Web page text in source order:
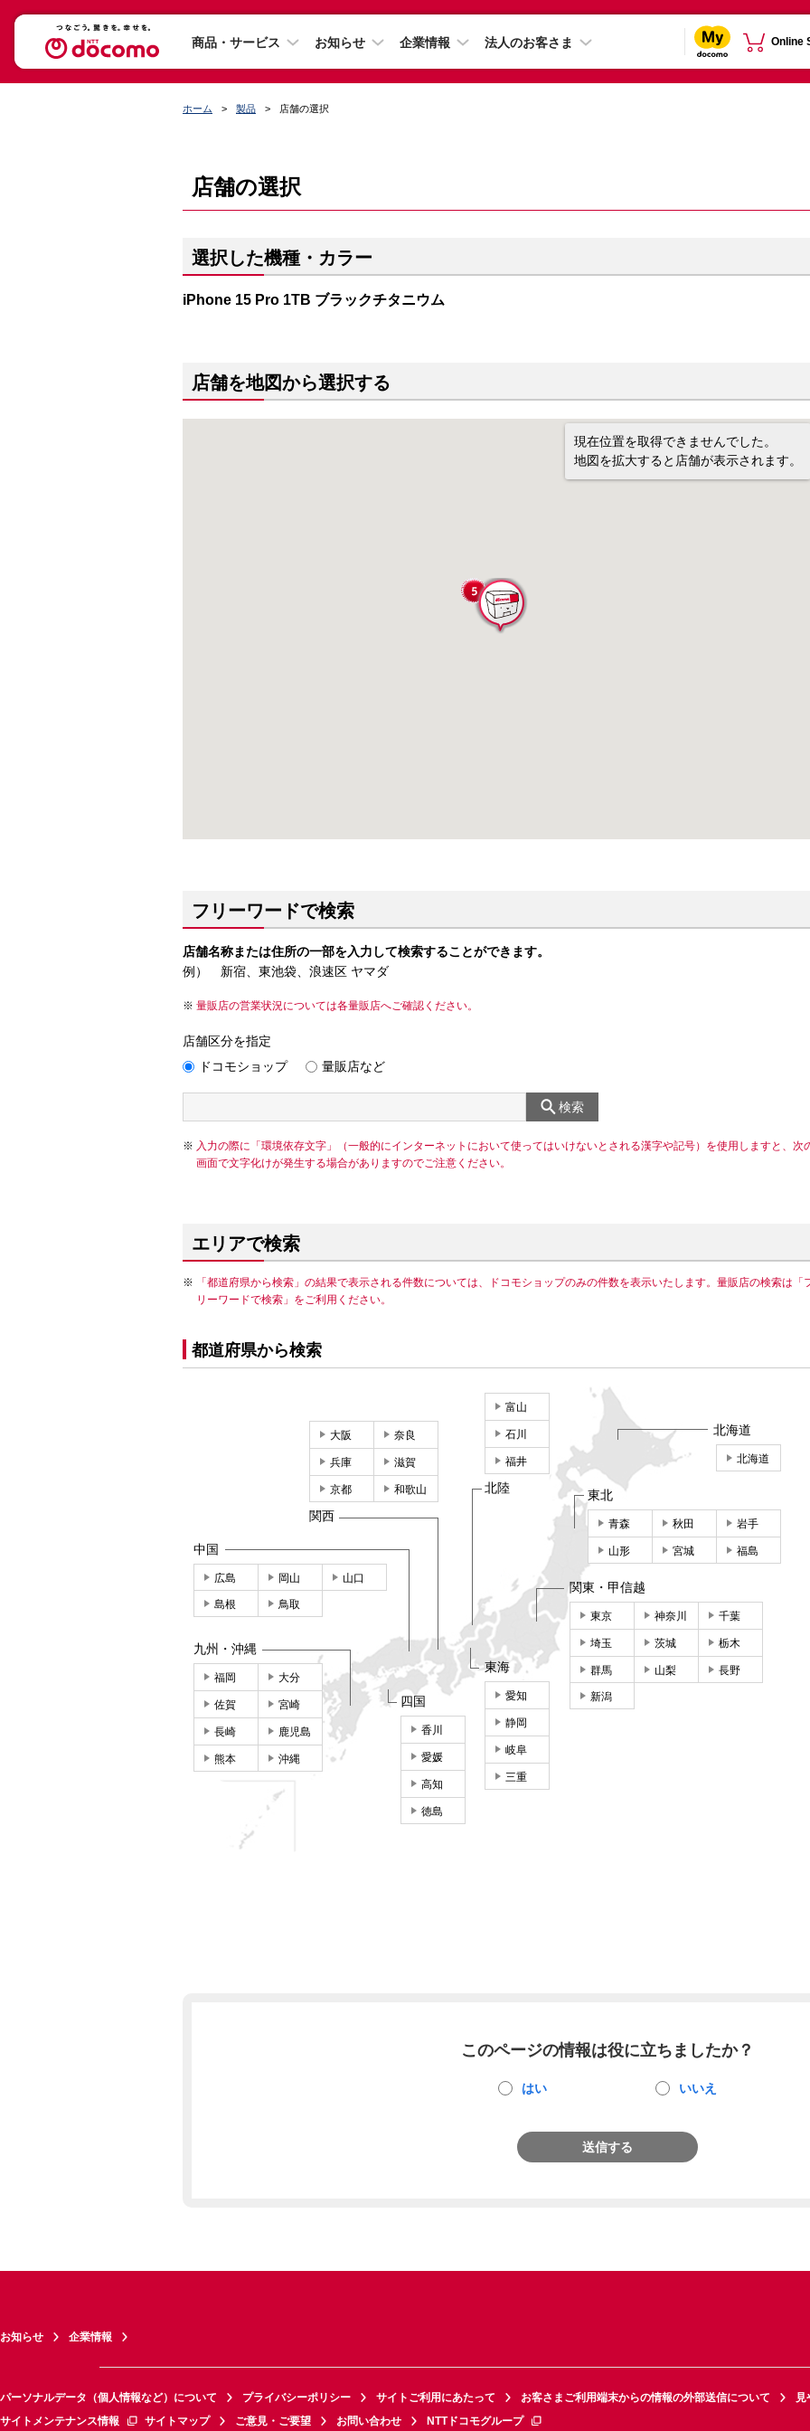
商品・サービス お知らせ 企業情報 法人のお客さま Online
ホーム 製品 店舗の選択
店舗の選択
選択した機種・カラー
iPhone 15 Pro 1TB ブラックチタニウム
店舗を地図から選択する
現在位置を取得できませんでした。
地図を拡大すると店舗が表示されます。
フリーワードで検索
店舗名称または住所の一部を入力して検索することができます。
例） 新宿、東池袋、浪速区 ヤマダ
量販店の営業状況については各量販店へご確認ください。
店舗区分を指定
ドコモショップ
量販店など
検索
入力の際に「環境依存文字」（一般的にインターネットにおいて使ってはいけないとされる漢字や記号）を使用しますと、次
画面で文字化けが発生する場合がありますのでご注意ください。
エリアで検索
「都道府県から検索」の結果で表示される件数については、ドコモショップのみの件数を表示いたします。量販店の検索は「
リーワードで検索」をご利用ください。
都道府県から検索
北海道
北海道
東北
青森 秋田 岩手
山形 宮城 福島
関東・甲信越
東京 神奈川 千葉
埼玉 茨城 栃木
群馬 山梨 長野
新潟
東海
愛知
静岡
岐阜
三重
富山
石川
福井
北陸
大阪 奈良
兵庫 滋賀
京都 和歌山
関西
中国
広島 岡山 山口
島根 鳥取
四国
香川
愛媛
高知
徳島
九州・沖縄
福岡 大分
佐賀 宮崎
長崎 鹿児島
熊本 沖縄
このページの情報は役に立ちましたか？
はい いいえ
送信する
お知らせ 企業情報
パーソナルデータ（個人情報など）について プライバシーポリシー サイトご利用にあたって お客さまご利用端末からの情報の外部送信について
見
サイトメンテナンス情報
サイトマップ ご意見・ご要望 お問い合わせ NTTドコモグループ